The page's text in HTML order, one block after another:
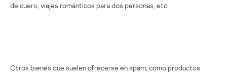
de cuero, viajes románticos para dos personas, etc.
Otros bienes que suelen ofrecerse en spam, como productos